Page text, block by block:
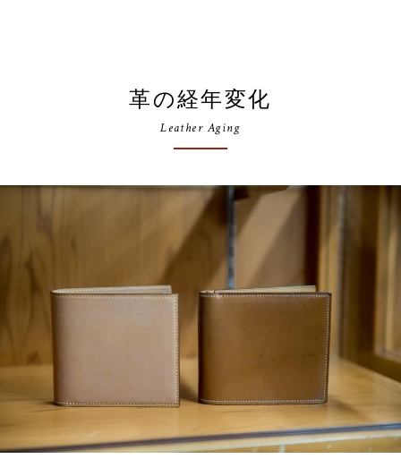
革の経年変化
Leather Aging